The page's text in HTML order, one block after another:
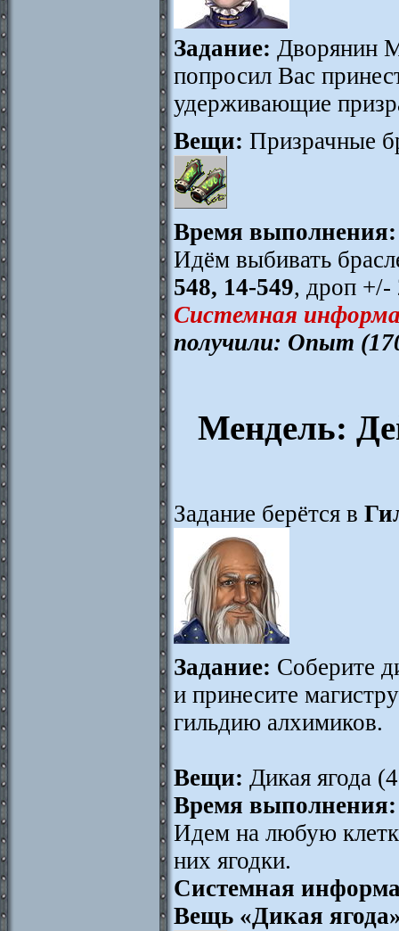
Задание: Дворянин
попросил Вас
удерживающие
Вещи: Призрачные
Время выполнения:
Идём выбивать
548, 14-549, дроп
Системная
получили: Опыт
Мендель:
Задание берётся в
Задание: Соберите
и принесите
гильдию алхимиков.
Вещи: Дикая ягода
Время выполнения:
Идем на любую
них ягодки.
Системная
Вещь «Дикая